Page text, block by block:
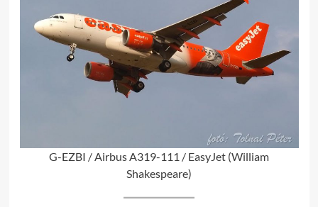
G-EZBI / Airbus A319-111 / EasyJet (William
Shakespeare)